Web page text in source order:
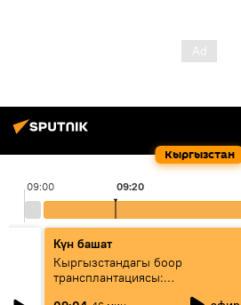
Кыргызстан
09:00 09:20
Күн башат
Кыргызстандагы боор
трансплантациясы:
жетишкендиктер жана өнүгүү